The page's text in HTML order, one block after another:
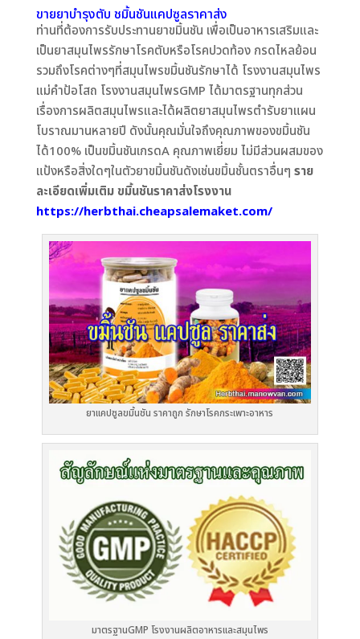
ขายยาบำรุงตับ ชมิ้นชันแคปซูลราคาส่ง
ท่านที่ต้องการรับประทานยาขมิ้นชัน เพื่อเป็นอาหารเสริมและ
เป็นยาสมุนไพรรักษาโรคตับหรือโรคปวดท้อง กรดไหลย้อน
รวมถึงโรคต่างๆที่สมุนไพรขมิ้นชันรักษาได้ โรงงานสมุนไพร
แม่คำป้อโสถ โรงงานสมุนไพรGMP ได้มาตรฐานทุกส่วน
เรื่องการผลิตสมุนไพรและได้ผลิตยาสมุนไพรตำรับยาแผน
โบราณมานหลายปี ดังนั้นคุณมั่นใจถึงคุณภาพของขมิ้นชัน
ได้100% เป็นขมิ้นชันเกรดA คุณภาพเยี่ยม ไม่มีส่วนผสมของ
แป้งหรือสิ่งใดๆในตัวยาขมิ้นชันดังเช่นขมิ้นชั้นตราอื่นๆ ราย
ละเอียดเพิ่มเติม ขมิ้นชันราคาส่งโรงงาน
https://herbthai.cheapsalemaket.com/
ยาแคปซูลขมิ้นชัน ราคาถูก รักษาโรคกระเพาะอาหาร
มาตรฐานGMP โรงงานผลิตอาหารและสมุนไพร